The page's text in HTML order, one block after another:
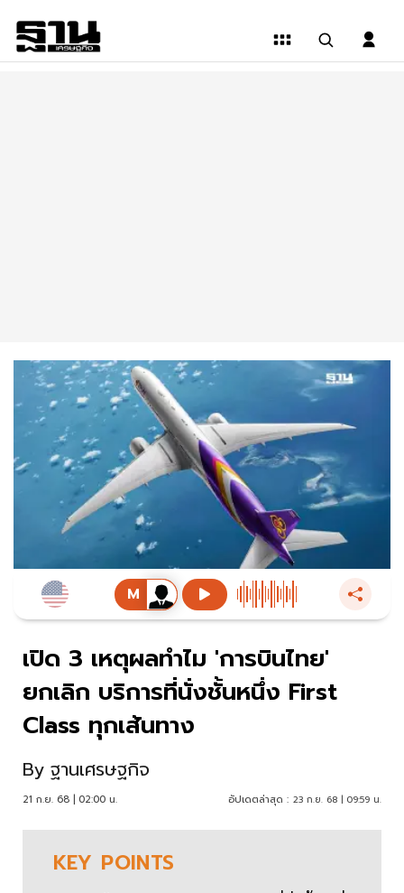
เปิด 3 เหตุผลทำไม 'การบินไทย'
ยกเลิก บริการที่นั่งชั้นหนึ่ง First
Class ทุกเส้นทาง
By ฐานเศรษฐกิจ
21 ก.ย. 68 | 02:00 น. อัปเดตล่าสุด : 23 ก.ย. 68 | 09:59 น.
KEY POINTS